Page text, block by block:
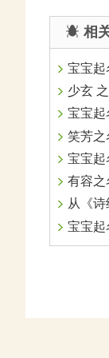
相
宝宝起
少玄
宝宝起
笑芳之
宝宝起
有容之
从《诗
宝宝起